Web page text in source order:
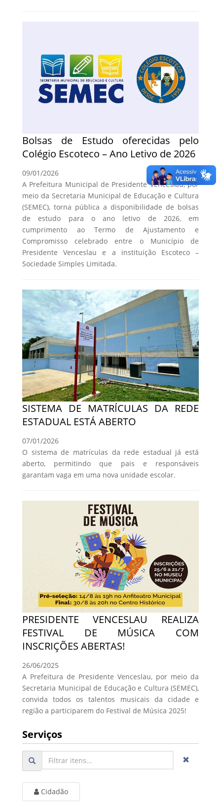
Bolsas de Estudo oferecidas pelo
Colégio Escoteco – Ano Letivo de 2026
09/01/2026
A Prefeitura Municipal de Presidente Venceslau, por
meio da Secretaria Municipal de Educação e Cultura
(SEMEC), torna pública a disponibilidade de bolsas
de estudo para o ano letivo de 2026, em
cumprimento ao Termo de Ajustamento e
Compromisso celebrado entre o Município de
Presidente Venceslau e a instituição Escoteco –
Sociedade Simples Limitada.
SISTEMA DE MATRÍCULAS DA REDE
ESTADUAL ESTÁ ABERTO
07/01/2026
O sistema de matrículas da rede estadual já está
aberto, permitindo que pais e responsáveis
garantam vaga em uma nova unidade escolar.
PRESIDENTE VENCESLAU REALIZA
FESTIVAL DE MÚSICA COM
INSCRIÇÕES ABERTAS!
26/06/2025
A Prefeitura de Presidente Venceslau, por meio da
Secretaria Municipal de Educação e Cultura (SEMEC),
convida todos os talentos musicais da cidade e
região a participarem do Festival de Música 2025!
Serviços
Cidadão